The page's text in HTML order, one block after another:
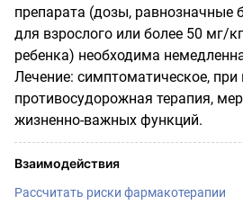
препарата (дозы, равнозначные
для взрослого или более 50 мг/
ребенка) необходима
Лечение: симптоматическое, при
противосудорожная терапия,
жизненно-важных функций.
Взаимодействия
Рассчитать риски фармакотерапии